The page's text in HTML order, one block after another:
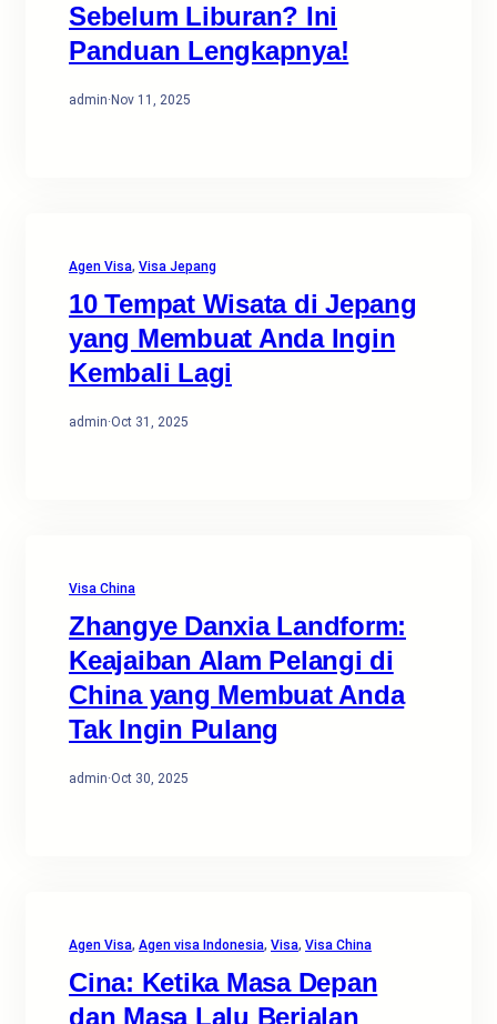
Sebelum Liburan? Ini
Panduan Lengkapnya!
admin· Nov 11, 2025
Agen Visa, Visa Jepang
10 Tempat Wisata di Jepang
yang Membuat Anda Ingin
Kembali Lagi
admin·Oct 31, 2025
Visa China
Zhangye Danxia Landform:
Keajaiban Alam Pelangi di
China yang Membuat Anda
Tak Ingin Pulang
admin·Oct 30, 2025
Agen Visa, Agen visa Indonesia, Visa, Visa China
Cina: Ketika Masa Depan
dan Masa Lalu Berjalan